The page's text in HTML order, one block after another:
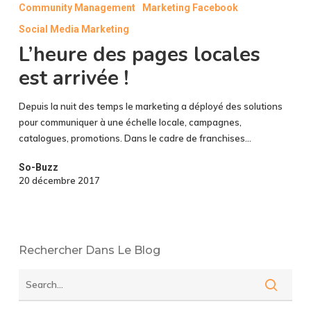
pages
locales
est
arrivée
!
Community Management
Marketing Facebook
Social Media Marketing
L’heure des pages locales
est arrivée !
Depuis la nuit des temps le marketing a déployé des solutions
pour communiquer à une échelle locale, campagnes,
catalogues, promotions. Dans le cadre de franchises…
So-Buzz
20 décembre 2017
Rechercher Dans Le Blog